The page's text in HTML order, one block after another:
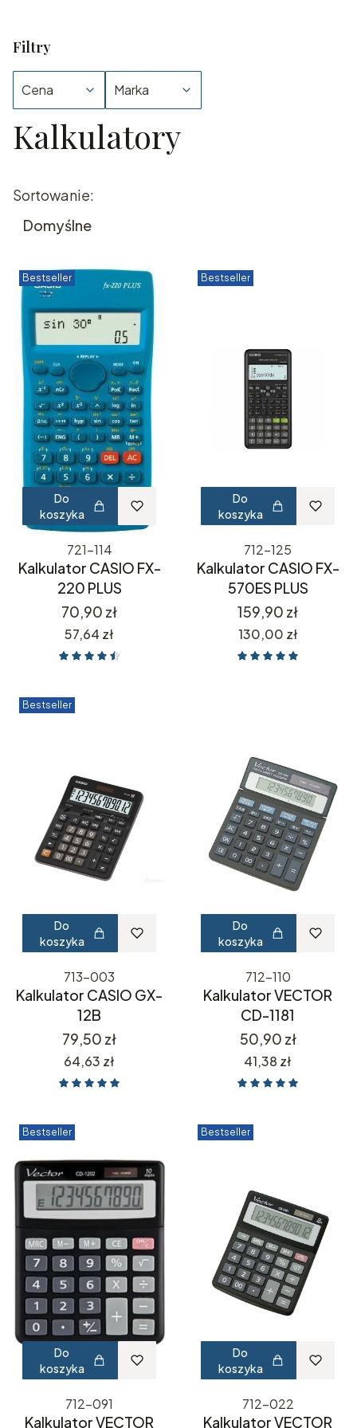
Filtry
Cena Marka
Koniec filtrów
Kalkulatory
Lista produktów
Sortowanie:
Domyślne
Bestseller
Do
koszyka
721-114
Kalkulator CASIO FX-
220 PLUS
Cena
70,90 zł
Cena
57,64 zł
Bestseller
Do
koszyka
712-125
Kalkulator CASIO FX-
570ES PLUS
Cena
159,90 zł
Cena
130,00 zł
Bestseller
Do
koszyka
713-003
Kalkulator CASIO GX-
12B
Cena
79,50 zł
Cena
64,63 zł
Do
koszyka
712-110
Kalkulator VECTOR
CD-1181
Cena
50,90 zł
Cena
41,38 zł
Bestseller
Do
koszyka
712-091
Kalkulator VECTOR
Bestseller
Do
koszyka
712-022
Kalkulator VECTOR